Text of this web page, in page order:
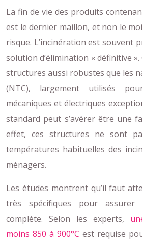
La fin de vie des produits
est le dernier maillon, et non le
risque. L’incinération est souvent
solution d’élimination « définitive
structures aussi robustes que les
(NTC), largement utilisés
mécaniques et électriques
standard peut s’avérer être une
effet, ces structures ne sont
températures habituelles des
ménagers.
Les études montrent qu’il faut
très spécifiques pour assurer
complète. Selon les experts,
moins 850 à 900°C est requise